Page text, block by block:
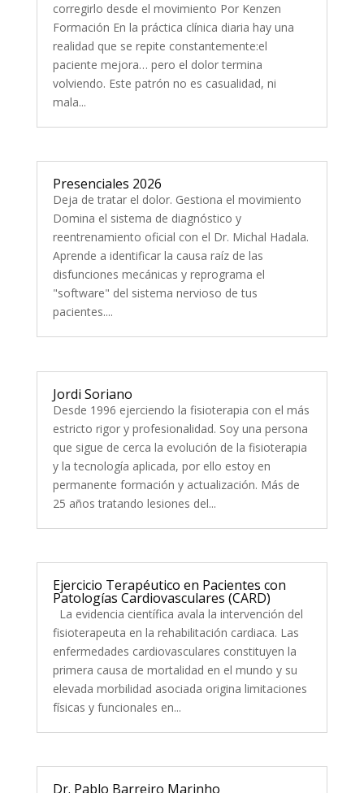
corregirlo desde el movimiento Por Kenzen
Formación En la práctica clínica diaria hay una
realidad que se repite constantemente:el
paciente mejora… pero el dolor termina
volviendo. Este patrón no es casualidad, ni
mala...
Presenciales 2026
Deja de tratar el dolor. Gestiona el movimiento
Domina el sistema de diagnóstico y
reentrenamiento oficial con el Dr. Michal Hadala.
Aprende a identificar la causa raíz de las
disfunciones mecánicas y reprograma el
"software" del sistema nervioso de tus
pacientes....
Jordi Soriano
Desde 1996 ejerciendo la fisioterapia con el más
estricto rigor y profesionalidad. Soy una persona
que sigue de cerca la evolución de la fisioterapia
y la tecnología aplicada, por ello estoy en
permanente formación y actualización. Más de
25 años tratando lesiones del...
Ejercicio Terapéutico en Pacientes con
Patologías Cardiovasculares (CARD)
La evidencia científica avala la intervención del
fisioterapeuta en la rehabilitación cardiaca. Las
enfermedades cardiovasculares constituyen la
primera causa de mortalidad en el mundo y su
elevada morbilidad asociada origina limitaciones
físicas y funcionales en...
Dr. Pablo Barreiro Marinho